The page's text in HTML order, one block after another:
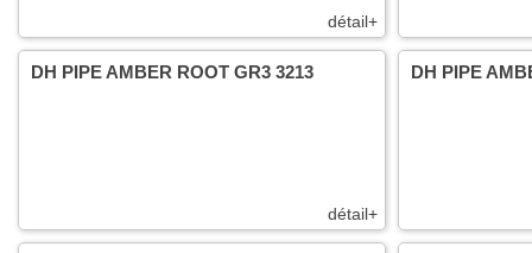
détail+
détail+
DH PIPE AMBER ROOT GR3 3213 DH PIPE